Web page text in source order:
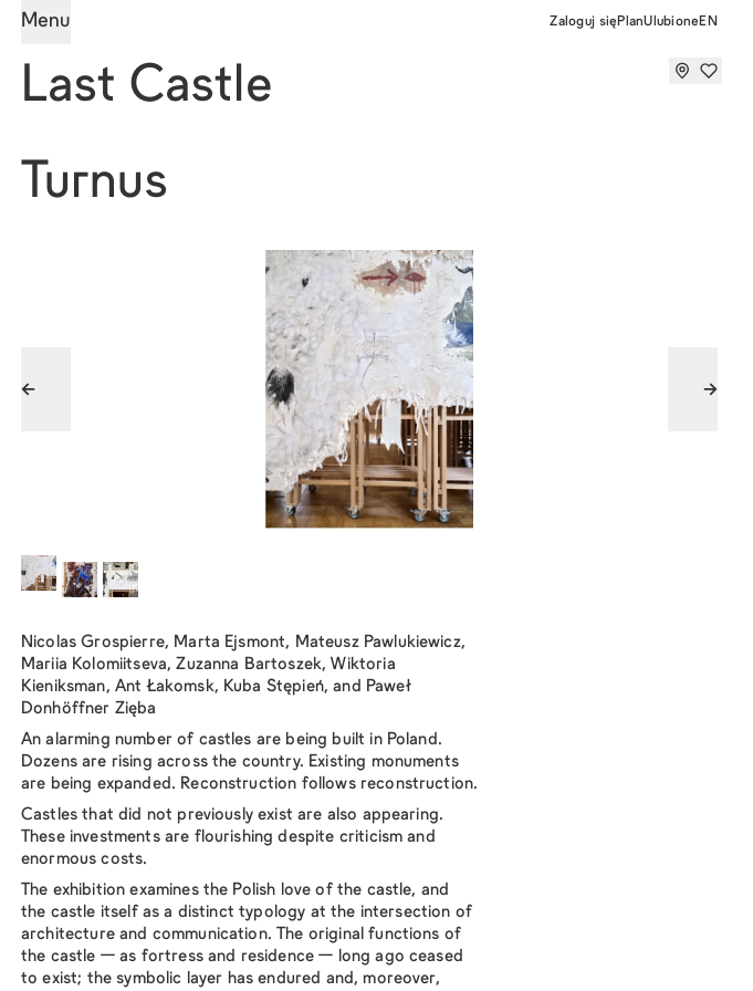
Menu Zaloguj się PlanUlubione EN
Last Castle
Turnus
Nicolas Grospierre, Marta Ejsmont, Mateusz Pawlukiewicz,
Mariia Kolomiitseva, Zuzanna Bartoszek, Wiktoria
Kieniksman, Ant Łakomsk, Kuba Stępień, and Paweł
Donhöffner Zięba
An alarming number of castles are being built in Poland.
Dozens are rising across the country. Existing monuments
are being expanded. Reconstruction follows reconstruction.
Castles that did not previously exist are also appearing.
These investments are flourishing despite criticism and
enormous costs.
The exhibition examines the Polish love of the castle, and
the castle itself as a distinct typology at the intersection of
architecture and communication. The original functions of
the castle — as fortress and residence — long ago ceased
to exist; the symbolic layer has endured and, moreover,